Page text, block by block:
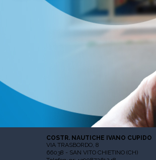
COSTR. NAUTICHE IVANO CUPIDO
VIA TRASBORDO, 8
66038 - SAN VITO CHIETINO (CH)